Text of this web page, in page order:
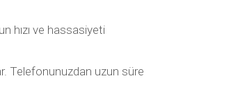
hızı ve hassasiyeti
Telefonunuzdan uzun süre